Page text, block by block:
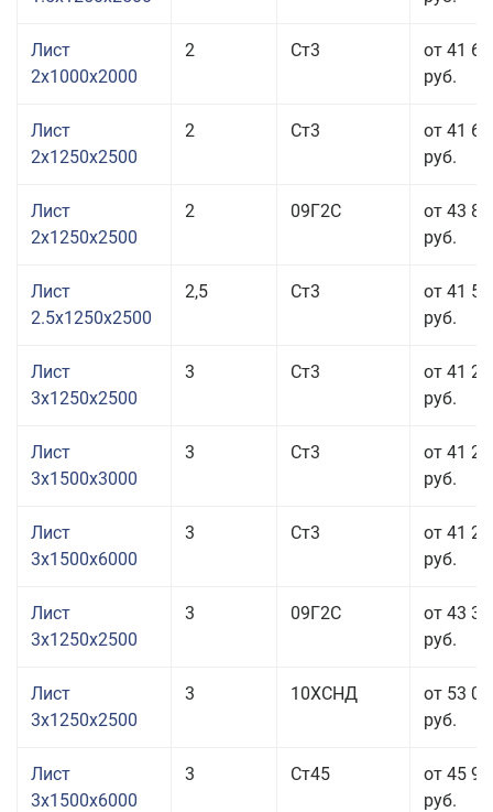
Лист
2x1000x2000
2 Ст3
от 41
руб.
Лист
2x1250x2500
2 Ст3
от 41
руб.
Лист
2x1250x2500
2 09Г2С
от 43
руб.
Лист
2.5x1250x2500
2,5 Ст3
от 41
руб.
Лист
3x1250x2500
3 Ст3
от 41
руб.
Лист
3x1500x3000
3 Ст3
от 41
руб.
Лист
3x1500x6000
3 Ст3
от 41
руб.
Лист
3x1250x2500
3 09Г2С
от 43
руб.
Лист
3x1250x2500
3 10ХСНД
от 53
руб.
Лист
3x1500x6000
3 Ст45
от 45
руб.